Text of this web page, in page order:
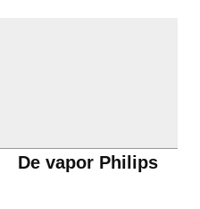
De vapor Philips